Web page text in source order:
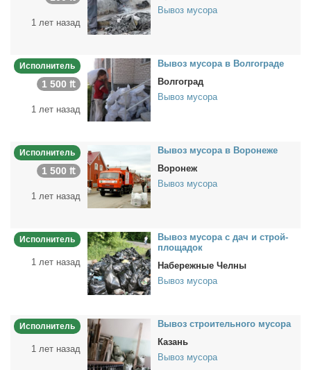
1 лет назад
Вывоз мусора
Исполнитель
1 500 ₶
1 лет назад
Вы­воз му­со­ра в Вол­го­гра­де
Волгоград
Вывоз мусора
Исполнитель
1 500 ₶
1 лет назад
Вы­воз му­со­ра в Во­ро­не­же
Воронеж
Вывоз мусора
Исполнитель
1 лет назад
Вы­воз му­со­ра с дач и строй­
пло­ща­док
Набережные Челны
Вывоз мусора
Исполнитель
1 лет назад
Вы­воз стро­и­тель­но­го му­со­ра
Казань
Вывоз мусора